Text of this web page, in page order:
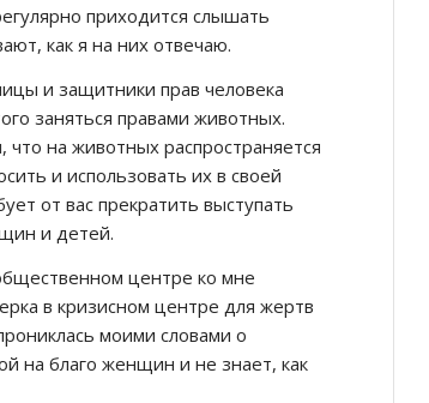
приходится слышать
как я на них отвечаю.
и защитники прав человека
заняться правами животных.
на животных распространяется
и использовать их в своей
от вас прекратить выступать
и детей.
центре ко мне
в кризисном центре для жертв
моими словами о
на благо женщин и не знает, как